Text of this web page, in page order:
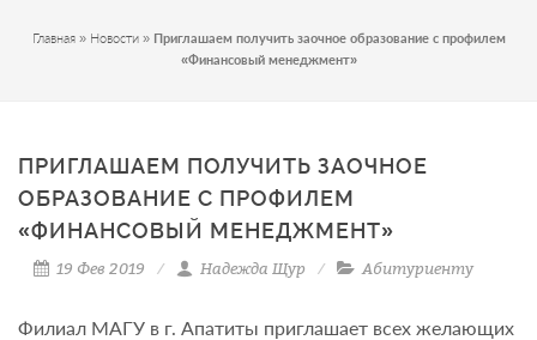
Главная» Новости» Приглашаем получить заочное образование с профилем
«Финансовый менеджмент»
ПРИГЛАШАЕМ ПОЛУЧИТЬ ЗАОЧНОЕ
ОБРАЗОВАНИЕ С ПРОФИЛЕМ
«ФИНАНСОВЫЙ МЕНЕДЖМЕНТ»
19 Фев 2019 Надежда Щур Абитуриенту
Филиал МАГУ в г. Апатиты приглашает всех желающих